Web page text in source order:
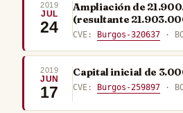
2019
JUL
24
Ampliación de
(resultante
CVE: Burgos-320637 ·
2019
JUN
17
Capital inicial de
CVE: Burgos-259897 ·